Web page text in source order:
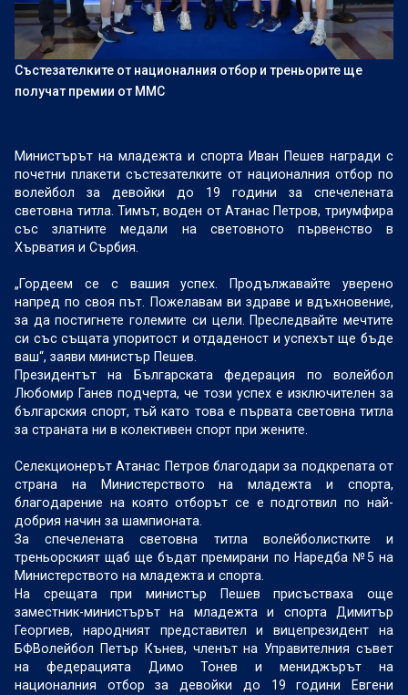
Състезателките от националния отбор и треньорите ще
получат премии от ММС
Министърът на младежта и спорта Иван Пешев награди с
почетни плакети състезателките от националния отбор по
волейбол за девойки до 19 години за спечелената
световна титла. Тимът, воден от Атанас Петров, триумфира
със златните медали на световното първенство в
Хърватия и Сърбия.
„Гордеем се с вашия успех. Продължавайте уверено
напред по своя път. Пожелавам ви здраве и вдъхновение,
за да постигнете големите си цели. Преследвайте мечтите
си със същата упоритост и отдаденост и успехът ще бъде
ваш“, заяви министър Пешев.
Президентът на Българската федерация по волейбол
Любомир Ганев подчерта, че този успех е изключителен за
българския спорт, тъй като това е първата световна титла
за страната ни в колективен спорт при жените.
Селекционерът Атанас Петров благодари за подкрепата от
страна на Министерството на младежта и спорта,
благодарение на която отборът се е подготвил по най-
добрия начин за шампионата.
За спечелената световна титла волейболистките и
треньорският щаб ще бъдат премирани по Наредба №5 на
Министерството на младежта и спорта.
На срещата при министър Пешев присъстваха още
заместник-министърът на младежта и спорта Димитър
Георгиев, народният представител и вицепрезидент на
БФВолейбол Петър Кънев, членът на Управителния съвет
на федерацията Димо Тонев и мениджърът на
националния отбор за девойки до 19 години Евгени